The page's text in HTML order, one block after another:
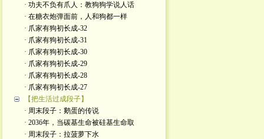
· 功夫不负有爪人：教狗狗学说人话
· 在糖衣炮弹面前，人和狗都一样
· 爪家有狗初长成-32
· 爪家有狗初长成-31
· 爪家有狗初长成-30
· 爪家有狗初长成-29
· 爪家有狗初长成-28
· 爪家有狗初长成-27
【把生活过成段子】
· 周末段子：鹅蛋的传说
· 2036年，当碳基生命被硅基生命取
· 周末段子：拉菠萝下水